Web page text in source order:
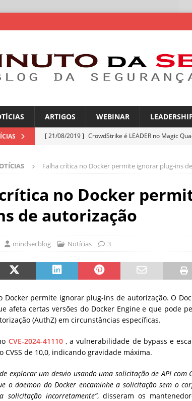
ARTIGOS WEBINAR
[ 21/08/2019 ] CrowdStrike é LEADER no Magic
[ 06/08/2026 ] América Latina é a segunda região
NOTÍCIAS
IA amplia desafio de segurança e
NOTÍCIAS
[ 06/08/2026 ]
[ 06/08/2026 ]
Sem guardrails, a autonomia da IA
Falha crítica no Docker permite ignorar plug-ins
no Docker
de autorização
mindsecblog Notícias 3
Docker permite ignorar plug-ins de autorização.O
afeta certas versões do Docker Engine e que pode
(AuthZ) em circunstâncias específicas.
CVE-2024-41110, a vulnerabilidade de bypass e
CVSS de 10,0, indicando gravidade máxima.
explorar um desvio usando uma solicitação de API com
o daemon do Docker encaminhe a solicitação sem o
solicitação incorretamente”, disseram os